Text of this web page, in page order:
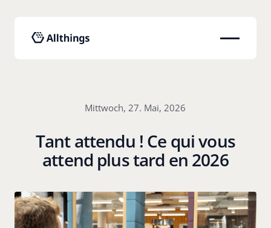
Mittwoch, 27. Mai, 2026
Tant attendu ! Ce qui vous
attend plus tard en 2026